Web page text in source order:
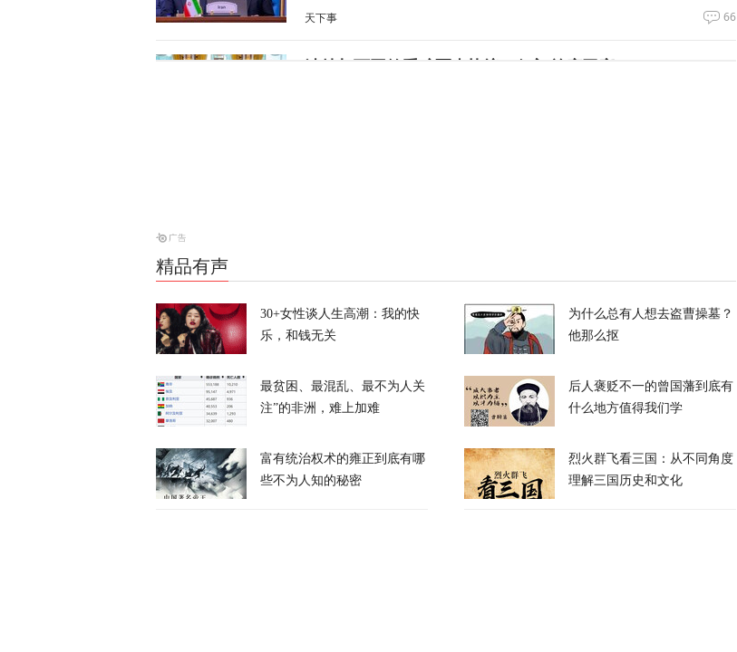
天下事 66
沙特与两国签重磅军事协议，伊朗首度回应！
天下事
卢卡申科：将农忙季节不好好干活的人都发配边疆充军！
精品有声
30+女性谈人生高潮：我的快
乐，和钱无关
为什么总有人想去盗曹操墓？
他那么抠
最贫困、最混乱、最不为人关
注”的非洲，难上加难
后人褒贬不一的曾国藩到底有
什么地方值得我们学
富有统治权术的雍正到底有哪
些不为人知的秘密
烈火群飞看三国：从不同角度
理解三国历史和文化